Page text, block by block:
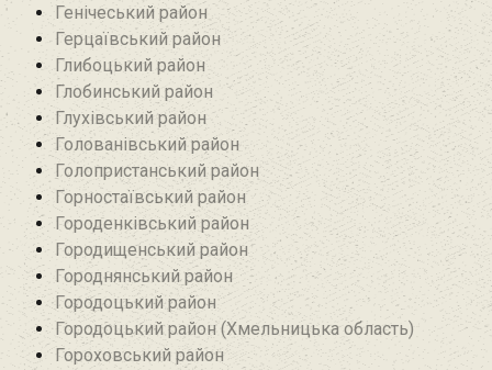
Генічеський район
Герцаївський район
Глибоцький район
Глобинський район
Глухівський район‎
Голованівський район
Голопристанський район
Горностаївський район‎
Городенківський район
Городищенський район‎
Городнянський район
Городоцький район
Городоцький район (Хмельницька область)
Гороховський район